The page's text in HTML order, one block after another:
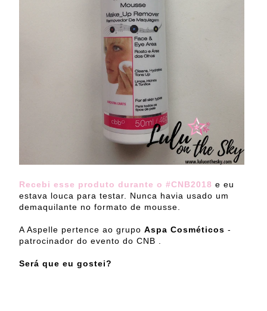
Recebi esse produto durante o #CNB2018 e eu
estava louca para testar. Nunca havia usado um
demaquilante no formato de mousse.
A Aspelle pertence ao grupo Aspa Cosméticos -
patrocinador do evento do CNB .
Será que eu gostei?